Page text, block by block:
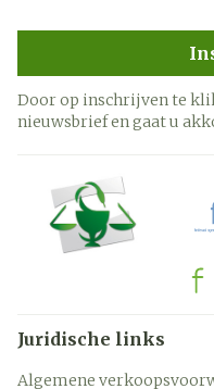
Door op inschrijven te
nieuwsbrief en gaat u
Juridische links
Algemene